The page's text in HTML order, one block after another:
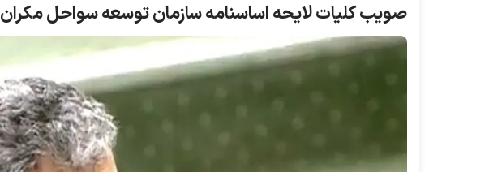
صویب کلیات لایحه اساسنامه سازمان توسعه سواحل مکران